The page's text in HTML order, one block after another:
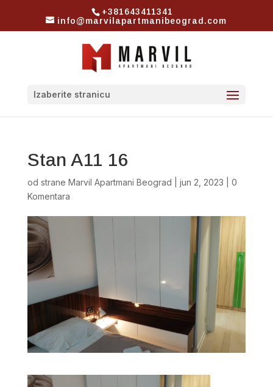
+381643411341
info@marvilapartmanibeograd.com
Izaberite stranicu
Stan A11 16
od strane Marvil Apartmani Beograd jun 2, 2023
0
Komentara